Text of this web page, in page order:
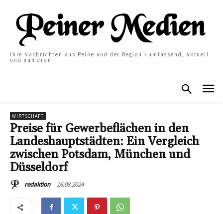
Ihre Nachrichten aus Peine und der Region - umfassend, aktuell
und nah dran
WIRTSCHAFT
Preise für Gewerbeflächen in den
Landeshauptstädten: Ein Vergleich
zwischen Potsdam, München und
Düsseldorf
redaktion 16.08.2024